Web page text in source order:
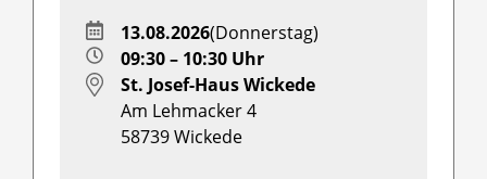
13.08.2026(Donnerstag)
09:30 – 10:30 Uhr
St. Josef-Haus Wickede
Am Lehmacker 4
58739Wickede